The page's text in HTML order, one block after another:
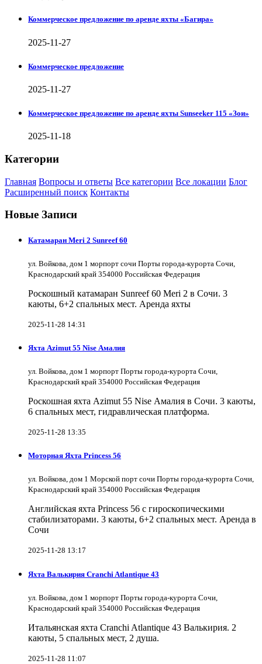
Коммерческое предложение по аренде яхты «Багира»
2025-11-27
Коммерческое предложение
2025-11-27
Коммерческое предложение по аренде яхты Sunseeker 115 «Зои»
2025-11-18
Категории
Главная Вопросы и ответы Все категории Все локации Блог
Расширенный поиск Контакты
Новые Записи
Катамаран Meri 2 Sunreef 60
ул. Войкова, дом 1 морпорт сочи Порты города-курорта Сочи,
Краснодарский край 354000 Российская Федерация
Роскошный катамаран Sunreef 60 Meri 2 в Сочи. 3
каюты, 6+2 спальных мест. Аренда яхты
2025-11-28 14:31
Яхта Azimut 55 Nise Амалия
ул. Войкова, дом 1 морпорт Порты города-курорта Сочи,
Краснодарский край 354000 Российская Федерация
Роскошная яхта Azimut 55 Nise Амалия в Сочи. 3 каюты,
6 спальных мест, гидравлическая платформа.
2025-11-28 13:35
Моторная Яхта Princess 56
ул. Войкова, дом 1 Морской порт сочи Порты города-курорта Сочи,
Краснодарский край 354000 Российская Федерация
Английская яхта Princess 56 с гироскопическими
стабилизаторами. 3 каюты, 6+2 спальных мест. Аренда в
Сочи
2025-11-28 13:17
Яхта Валькирия Cranchi Atlantique 43
ул. Войкова, дом 1 морпорт Порты города-курорта Сочи,
Краснодарский край 354000 Российская Федерация
Итальянская яхта Cranchi Atlantique 43 Валькирия. 2
каюты, 5 спальных мест, 2 душа.
2025-11-28 11:07